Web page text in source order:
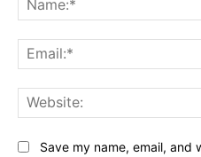
Save my name, email, and